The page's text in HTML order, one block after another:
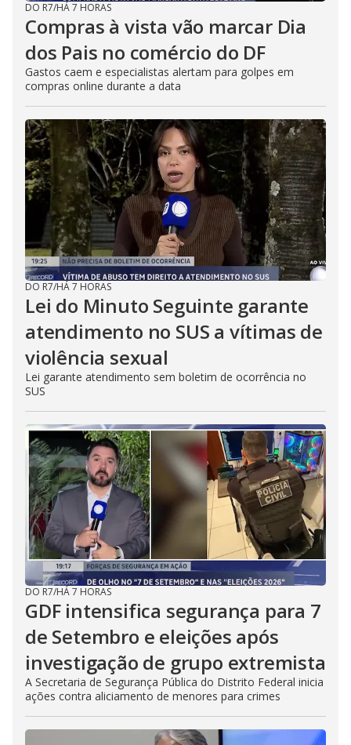
DO R7/HÁ 7 HORAS
Compras à vista vão marcar Dia
dos Pais no comércio do DF
Gastos caem e especialistas alertam para golpes em
compras online durante a data
DO R7/HÁ 7 HORAS
Lei do Minuto Seguinte garante
atendimento no SUS a vítimas de
violência sexual
Lei garante atendimento sem boletim de ocorrência no
SUS
DO R7/HÁ 7 HORAS
GDF intensifica segurança para 7
de Setembro e eleições após
investigação de grupo extremista
A Secretaria de Segurança Pública do Distrito Federal inicia
ações contra aliciamento de menores para crimes